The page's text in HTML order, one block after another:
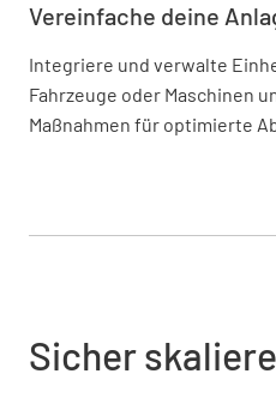
Vereinfache deine
Integriere und verwalte
Fahrzeuge oder Maschinen
Maßnahmen für optimierte
Sicher